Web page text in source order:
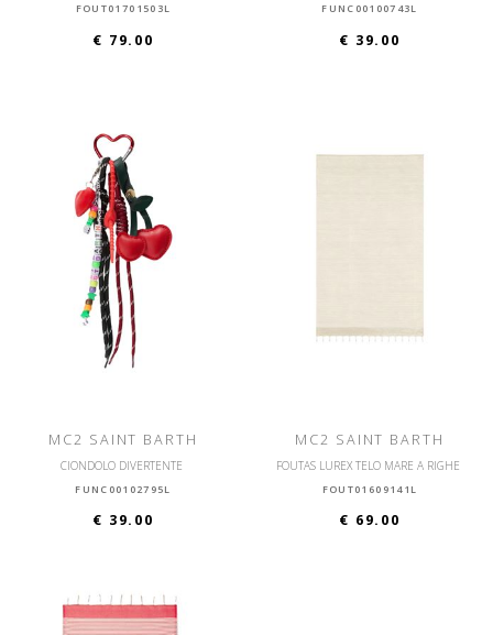
FOUT01701503L
€ 79.00
FUNC00100743L
€ 39.00
MC2 SAINT BARTH
CIONDOLO DIVERTENTE
FUNC00102795L
€ 39.00
MC2 SAINT BARTH
FOUTAS LUREX TELO MARE A RIGHE
FOUT01609141L
€ 69.00